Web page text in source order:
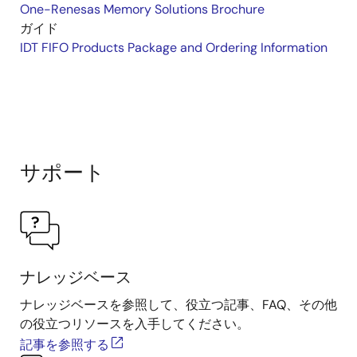
One-Renesas Memory Solutions Brochure
ガイド
IDT FIFO Products Package and Ordering Information
サポート
ナレッジベース
ナレッジベースを参照して、役立つ記事、FAQ、その他
の役立つリソースを入手してください。
記事を参照する